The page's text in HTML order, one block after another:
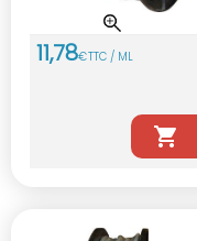
11,78€TTC / ML